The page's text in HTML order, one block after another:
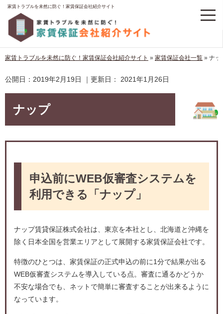
家賃トラブルを未然に防ぐ！家賃保証会社紹介サイト
家賃トラブルを未然に防ぐ！家賃保証会社紹介サイト » 家賃保証会社一覧 » ナッ
公開日： 2019年2月19日 ｜更新日： 2021年1月26日
ナップ
申込前にWEB仮審査システムを
利用できる「ナップ」
ナップ賃貸保証株式会社は、東京を本社とし、北海道と沖縄を
除く日本全国を営業エリアとして展開する家賃保証会社です。
特徴のひとつは、家賃保証の正式申込の前に1分で結果が出る
WEB仮審査システムを導入している点。審査に通るかどうか
不安な場合でも、ネットで簡単に審査することが出来るように
なっています。